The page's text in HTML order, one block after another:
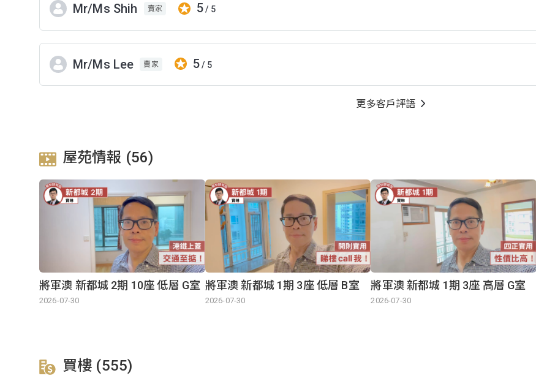
Mr/Ms Shih 賣家 5/ 5
Mr/Ms Lee 賣家 5/ 5
更多客戶評語
屋苑情報 (56)
將軍澳 新都城 2期 10座 低層 G室
2026-07-30
將軍澳 新都城 1期 3座 低層 B室
2026-07-30
將軍澳 新都城 1期 3座 高層 G室
2026-07-30
買樓 (555)